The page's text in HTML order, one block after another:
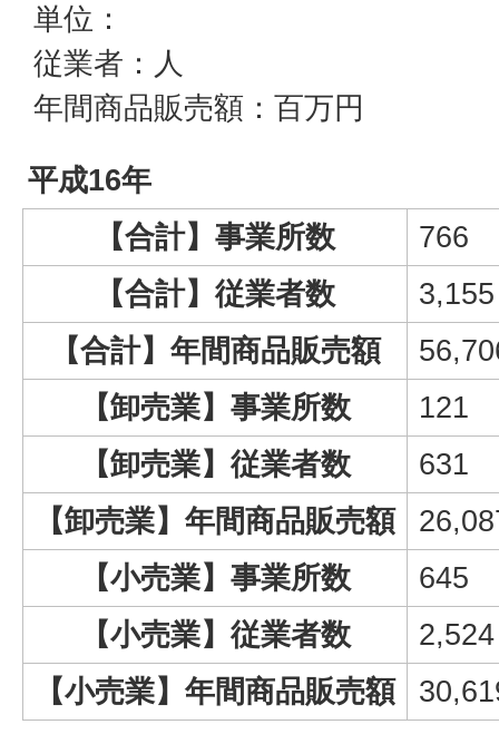
単位：
従業者：人
年間商品販売額：百万円
平成16年
【合計】事業所数
766
【合計】従業者数
3,155
【合計】年間商品販売額
【卸売業】事業所数
121
【卸売業】従業者数
631
【卸売業】年間商品販売額
【小売業】事業所数
645
【小売業】従業者数
2,524
【小売業】年間商品販売額